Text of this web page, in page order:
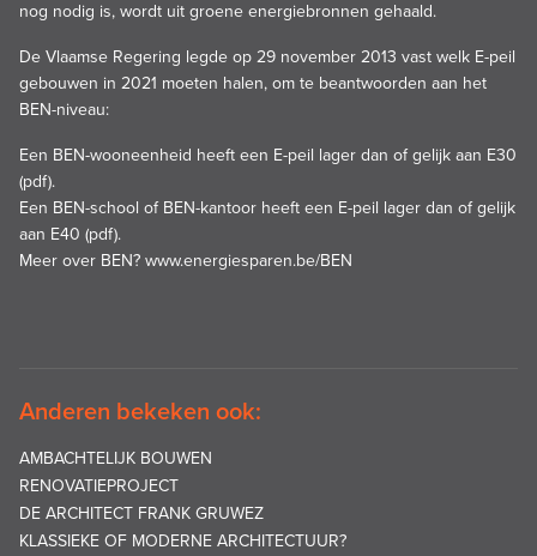
nog nodig is, wordt uit groene energiebronnen gehaald.
De Vlaamse Regering legde op 29 november 2013 vast welk E-peil
gebouwen in 2021 moeten halen, om te beantwoorden aan het
BEN-niveau:
Een BEN-wooneenheid heeft een E-peil lager dan of gelijk aan E30
(pdf).
Een BEN-school of BEN-kantoor heeft een E-peil lager dan of gelijk
aan E40 (pdf).
Meer over BEN? www.energiesparen.be/BEN
Anderen bekeken ook:
AMBACHTELIJK BOUWEN
RENOVATIEPROJECT
DE ARCHITECT FRANK GRUWEZ
KLASSIEKE OF MODERNE ARCHITECTUUR?